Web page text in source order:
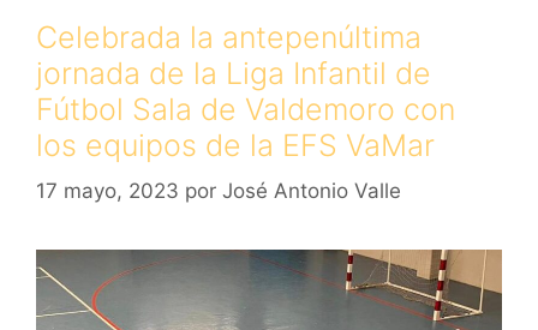
Celebrada la antepenúltima
jornada de la Liga Infantil de
Fútbol Sala de Valdemoro con
los equipos de la EFS VaMar
17 mayo, 2023 por José Antonio Valle